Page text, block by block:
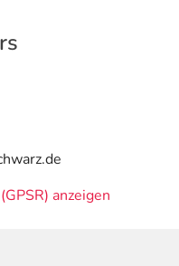
anzeigen